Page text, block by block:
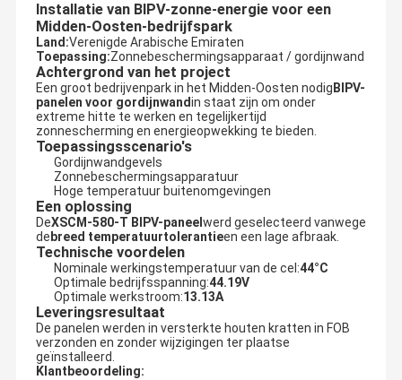
Installatie van BIPV-zonne-energie voor een
Midden-Oosten-bedrijfspark
Land:Verenigde Arabische Emiraten
Toepassing:Zonnebeschermingsapparaat / gordijnwand
Achtergrond van het project
Een groot bedrijvenpark in het Midden-Oosten nodig BIPV-
panelen voor gordijnwandin staat zijn om onder
extreme hitte te werken en tegelijkertijd
zonnescherming en energieopwekking te bieden.
Toepassingsscenario's
Gordijnwandgevels
Zonnebeschermingsapparatuur
Hoge temperatuur buitenomgevingen
Een oplossing
DeXSCM-580-T BIPV-paneel werd geselecteerd vanwege
debreed temperatuurtolerantieen een lage afbraak.
Technische voordelen
Nominale werkingstemperatuur van de cel:44°C
Optimale bedrijfsspanning:44.19V
Optimale werkstroom:13.13A
Leveringsresultaat
De panelen werden in versterkte houten kratten in FOB
verzonden en zonder wijzigingen ter plaatse
geïnstalleerd.
Klantbeoordeling: